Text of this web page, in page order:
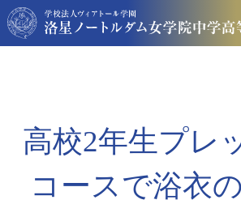
保護者の方へ
卒業生の方へ
高校2年生プレ
コースで浴衣